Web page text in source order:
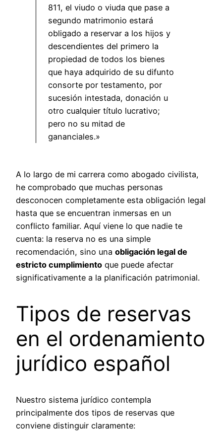
811, el viudo o viuda que pase a
segundo matrimonio estará
obligado a reservar a los hijos y
descendientes del primero la
propiedad de todos los bienes
que haya adquirido de su difunto
consorte por testamento, por
sucesión intestada, donación u
otro cualquier título lucrativo;
pero no su mitad de
gananciales.»
A lo largo de mi carrera como abogado civilista,
he comprobado que muchas personas
desconocen completamente esta obligación legal
hasta que se encuentran inmersas en un
conflicto familiar. Aquí viene lo que nadie te
cuenta: la reserva no es una simple
recomendación, sino una obligación legal de
estricto cumplimiento que puede afectar
significativamente a la planificación patrimonial.
Tipos de reservas
en el ordenamiento
jurídico español
Nuestro sistema jurídico contempla
principalmente dos tipos de reservas que
conviene distinguir claramente: